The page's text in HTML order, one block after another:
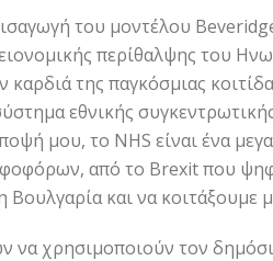
του μοντέλου
περίθαλψης του
της παγκόσμιας
εθνικής
μου, το NHS είναι ένα
από το Brexit που
Βουλγαρία και να κοιτάξουμε
χρησιμοποιούν τον